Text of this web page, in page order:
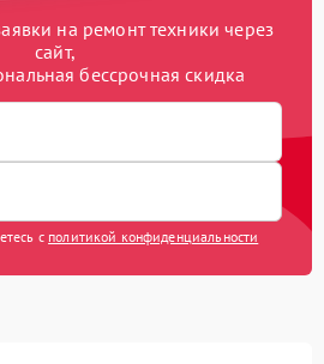
на ремонт техники через
сайт,
бессрочная скидка
с политикой конфиденциальности